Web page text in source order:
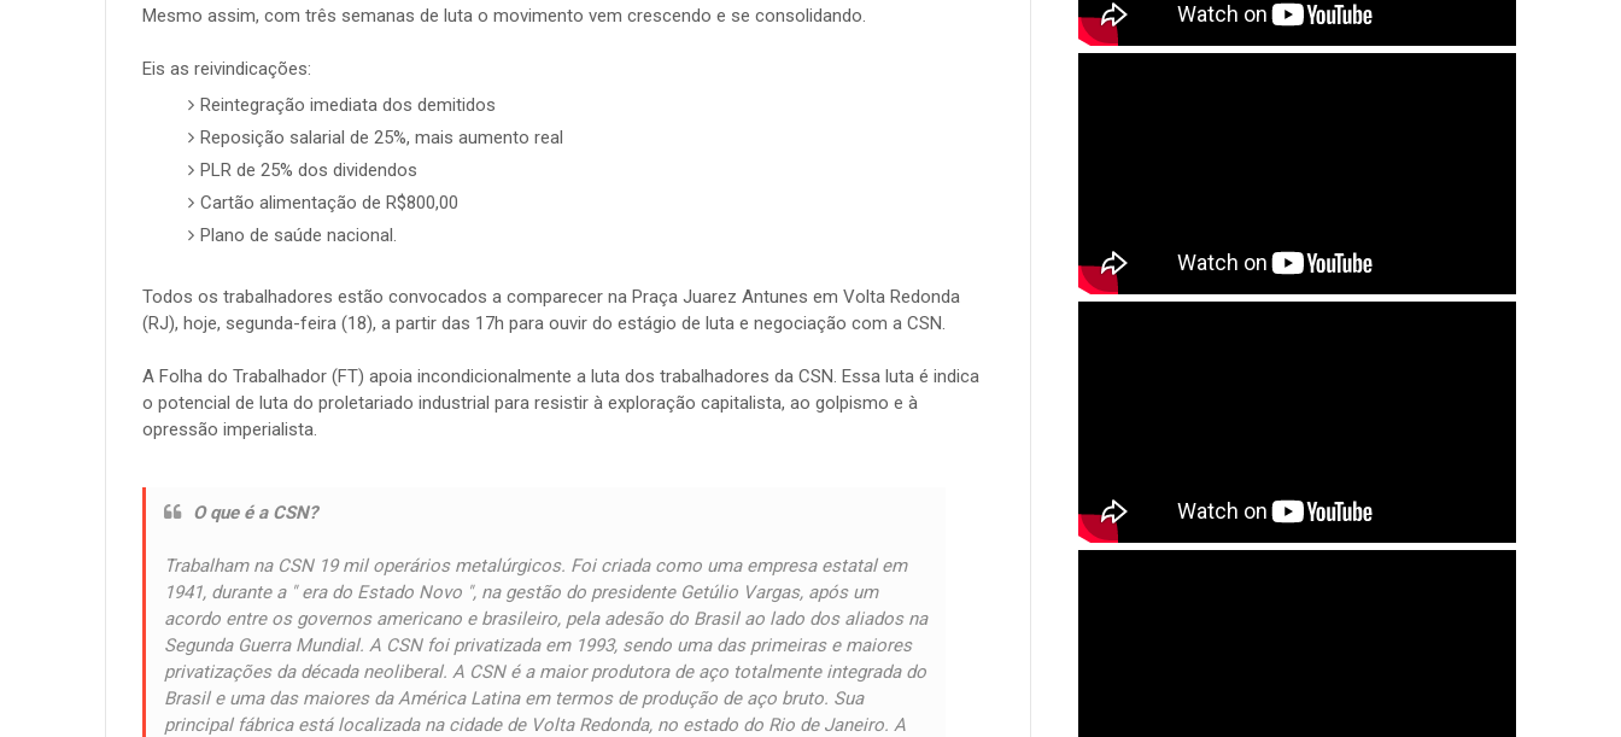
Mesmo assim, com três semanas de luta o movimento vem crescendo e se consolidando.
Eis as reivindicações:
Reintegração imediata dos demitidos
Reposição salarial de 25%, mais aumento real
PLR de 25% dos dividendos
Cartão alimentação de R$800,00
Plano de saúde nacional.
Todos os trabalhadores estão convocados a comparecer na Praça Juarez Antunes em Volta Redonda
(RJ), hoje, segunda-feira (18), a partir das 17h para ouvir do estágio de luta e negociação com a CSN.
A Folha do Trabalhador (FT) apoia incondicionalmente a luta dos trabalhadores da CSN. Essa luta é indica
o potencial de luta do proletariado industrial para resistir à exploração capitalista, ao golpismo e à
opressão imperialista.
O que é a CSN?
Trabalham na CSN 19 mil operários metalúrgicos. Foi criada como uma empresa estatal em
1941, durante a " era do Estado Novo ", na gestão do presidente Getúlio Vargas, após um
acordo entre os governos americano e brasileiro, pela adesão do Brasil ao lado dos aliados na
Segunda Guerra Mundial. A CSN foi privatizada em 1993, sendo uma das primeiras e maiores
privatizações da década neoliberal. A CSN é a maior produtora de aço totalmente integrada do
Brasil e uma das maiores da América Latina em termos de produção de aço bruto. Sua
principal fábrica está localizada na cidade de Volta Redonda, no estado do Rio de Janeiro. A